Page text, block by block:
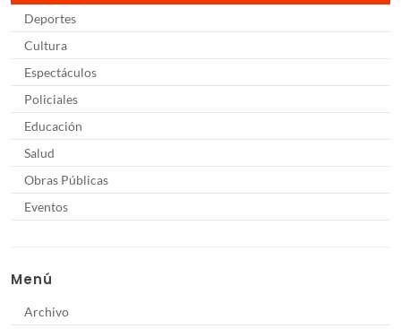
Deportes
Cultura
Espectáculos
Policiales
Educación
Salud
Obras Públicas
Eventos
Menú
Archivo